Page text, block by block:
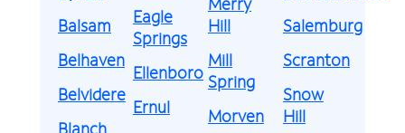
Balsam
Belhaven
Belvidere
Blanch
Eagle
Springs
Ellenboro
Ernul
Hill
Mill
Spring
Morven
Salemburg
Scranton
Snow
Hill